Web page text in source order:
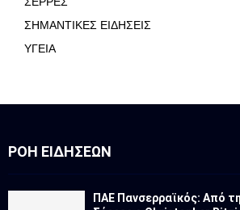
ΣΗΜΑΝΤΙΚΕΣ ΕΙΔΗΣΕΙΣ
ΥΓΕΙΑ
ΡΟΉ ΕΙΔΉΣΕΩΝ
ΠΑΕ Πανσερραϊκός: Από